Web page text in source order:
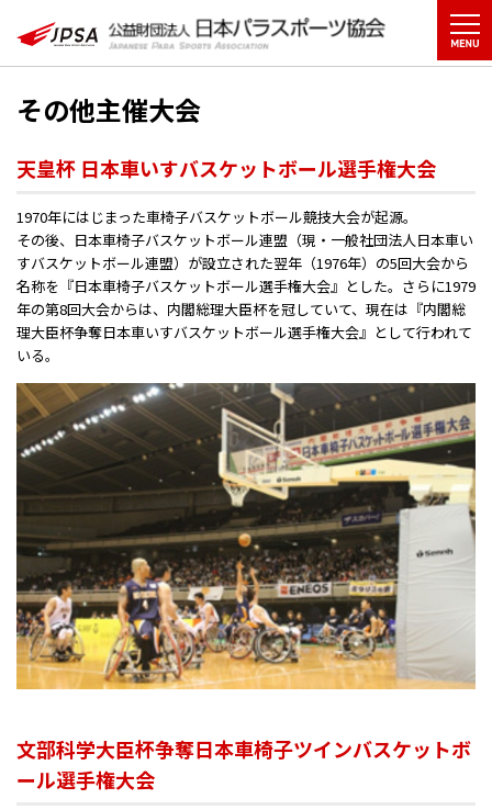
その他主催大会
天皇杯 日本車いすバスケットボール選手権大会
1970年にはじまった車椅子バスケットボール競技大会が起源。
その後、日本車椅子バスケットボール連盟（現・一般社団法人日本車い
すバスケットボール連盟）が設立された翌年（1976年）の5回大会から
名称を『日本車椅子バスケットボール選手権大会』とした。さらに1979
年の第8回大会からは、内閣総理大臣杯を冠していて、現在は『内閣総
理大臣杯争奪日本車いすバスケットボール選手権大会』として行われて
いる。
文部科学大臣杯争奪日本車椅子ツインバスケットボ
ール選手権大会